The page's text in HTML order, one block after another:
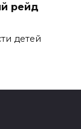
рейд
детей